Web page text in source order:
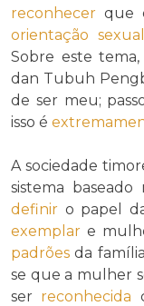
reconhecer que
orientação sexual
Sobre este
dan Tubuh
de ser meu;
isso é
A sociedade
sistema
definir o papel
exemplar e
padrões da
se que a mulher
ser reconhecida